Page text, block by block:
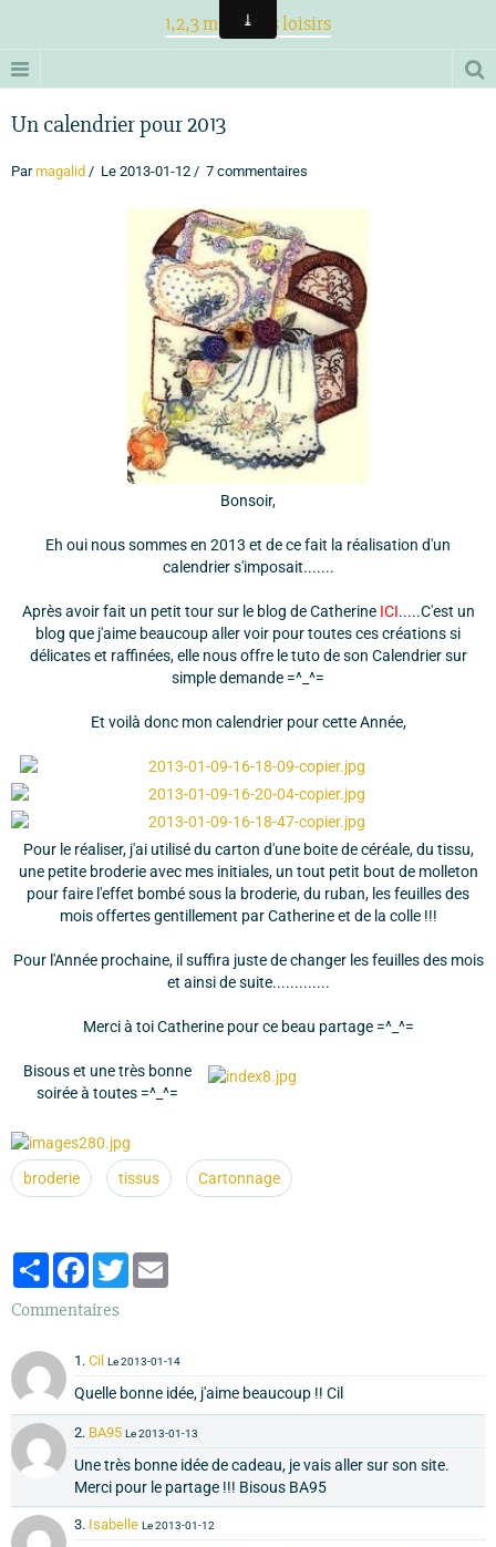
1,2,3 magiques loisirs
Un calendrier pour 2013
Parmagalid Le 2013-01-12 7 commentaires
Bonsoir,
Eh oui nous sommes en 2013 et de ce fait la réalisation d'un
calendrier s'imposait.......
Après avoir fait un petit tour sur le blog de Catherine ICI.....C'est un
blog que j'aime beaucoup aller voir pour toutes ces créations si
délicates et raffinées, elle nous offre le tuto de son Calendrier sur
simple demande =^_^=
Et voilà donc mon calendrier pour cette Année,
Pour le réaliser, j'ai utilisé du carton d'une boite de céréale, du tissu,
une petite broderie avec mes initiales, un tout petit bout de molleton
pour faire l'effet bombé sous la broderie, du ruban, les feuilles des
mois offertes gentillement par Catherine et de la colle !!!
Pour l'Année prochaine, il suffira juste de changer les feuilles des mois
et ainsi de suite.............
Merci à toi Catherine pour ce beau partage =^_^=
Bisous et une très bonne
soirée à toutes =^_^=
broderie tissus Cartonnage
PartagerFacebook
Twitter
Commentaires
1. Cil Le 2013-01-14
Quelle bonne idée, j'aime beaucoup !! Cil
2. BA95 Le 2013-01-13
Une très bonne idée de cadeau, je vais aller sur son site.
Merci pour le partage !!! Bisous BA95
3. Isabelle Le 2013-01-12